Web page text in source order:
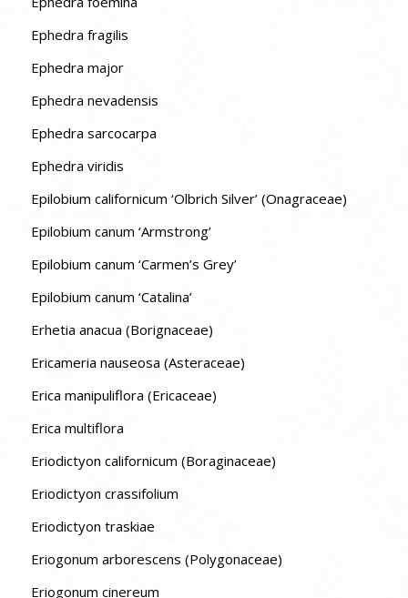
Ephedra fragilis
Ephedra major
Ephedra nevadensis
Ephedra sarcocarpa
Ephedra viridis
Epilobium californicum ‘Olbrich Silver’ (Onagraceae)
Epilobium canum ‘Armstrong’
Epilobium canum ‘Carmen’s Grey’
Epilobium canum ‘Catalina’
Erhetia anacua (Borignaceae)
Ericameria nauseosa (Asteraceae)
Erica manipuliflora (Ericaceae)
Erica multiflora
Eriodictyon californicum (Boraginaceae)
Eriodictyon crassifolium
Eriodictyon traskiae
Eriogonum arborescens (Polygonaceae)
Eriogonum cinereum